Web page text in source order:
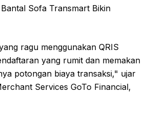
Sofa Transmart Bikin
ragu menggunakan QRIS
yang rumit dan memakan
potongan biaya transaksi," ujar
Services GoTo Financial,